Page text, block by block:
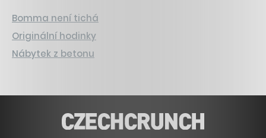
Bomma není tichá
Originální hodinky
Nábytek z betonu